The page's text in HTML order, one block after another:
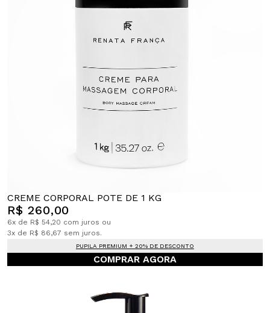
CREME CORPORAL POTE DE 1 KG
R$ 260,00
6x de R$ 54,20 com juros ou
3x de R$ 86,67 sem juros.
PUPILA PREMIUM + 20% DE DESCONTO
COMPRAR AGORA